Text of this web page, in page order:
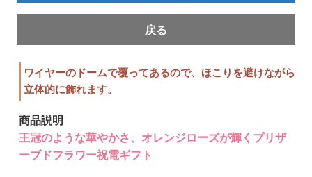
ワイヤーのドームで覆ってあるので、ほこりを避けながら
立体的に飾れます。
商品説明
王冠のような華やかさ、オレンジローズが輝くプリザ
ーブドフラワー祝電ギフト
戻る